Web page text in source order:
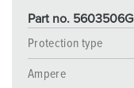
Part no. 5603506G
Protection type
Ampere